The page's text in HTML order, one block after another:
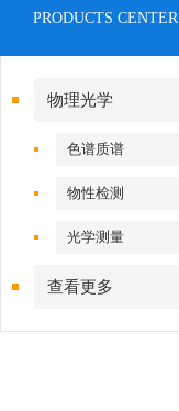
PRODUCTS CENTER
物理光学
色谱质谱
物性检测
光学测量
查看更多